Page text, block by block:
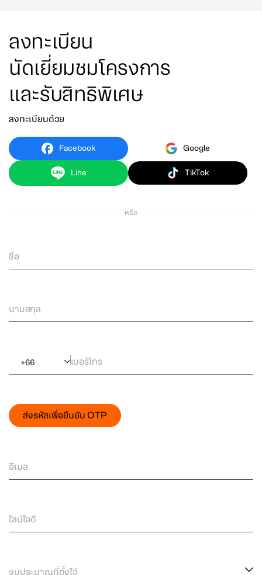
ลงทะเบียน
นัดเยี่ยมชมโครงการ
และรับสิทธิพิเศษ
ลงทะเบียนด้วย
Facebook Google
Line TikTok
หรือ
ชื่อ
นามสกุล
+66 เบอร์โทร
ส่งรหัสเพื่อยืนยัน OTP
อีเมล
ไลน์ไอดี
งบประมาณที่ตั้งไว้